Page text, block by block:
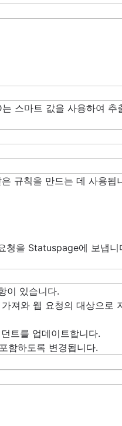
스마트 값을 사용하여 추
규칙을 만드는 데 사용됩
청을 Statuspage에 보냅
이 있습니다.
져와 웹 요청의 대상으로
트를 업데이트합니다.
함하도록 변경됩니다.